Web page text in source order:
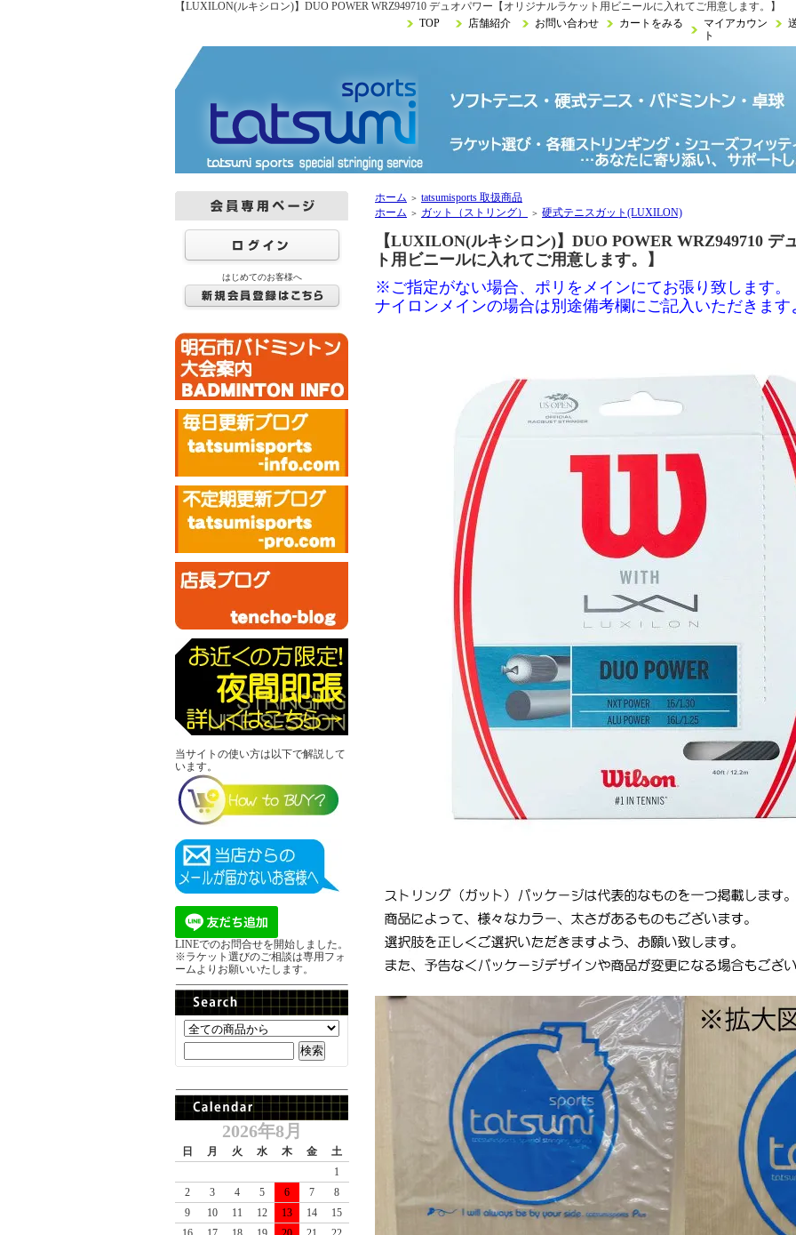
【LUXILON(ルキシロン)】DUO POWER WRZ949710 デュオパワー【オリジナルラケット用ビニールに入れてご用意します。】
TOP
店舗紹介 お問い合わせ カートをみる
マイアカウン
ト
はじめてのお客様へ
当サイトの使い方は以下で解説して
います。
LINEでのお問合せを開始しました。
※ラケット選びのご相談は専用フォ
ームよりお願いいたします。
2026年8月
日 月 火 水 木 金
土
1
2
3 4 5 6 7
8
9
10 11 12 13 14
15
ホーム ＞ tatsumisports 取扱商品
ホーム ＞ ガット（ストリング） ＞ 硬式テニスガット(LUXILON)
【LUXILON(ルキシロン)】DUO POWER WRZ949710 デ
ト用ビニールに入れてご用意します。】
※ご指定がない場合、ポリをメインにてお張り致します。
ナイロンメインの場合は別途備考欄にご記入いただきま